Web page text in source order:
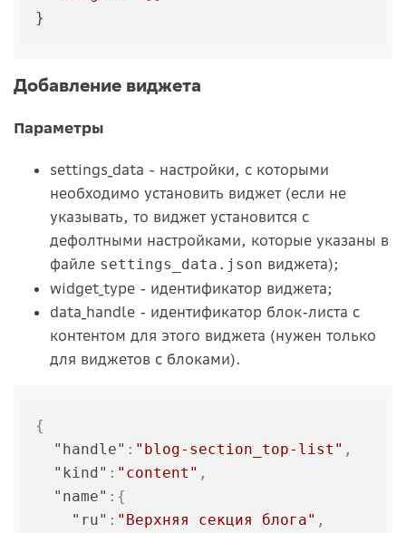
Добавление виджета
Параметры
settings_data - настройки, с которыми
необходимо установить виджет (если не
указывать, то виджет установится с
дефолтными настройками, которые указаны в
файле settings_data.json виджета);
widget_type - идентификатор виджета;
data_handle - идентификатор блок-листа с
контентом для этого виджета (нужен только
для виджетов с блоками).
{
"handle" : "blog-section_top-list" ,
"kind" : "content" ,
"name" : {
"ru" : "Верхняя секция блога" ,